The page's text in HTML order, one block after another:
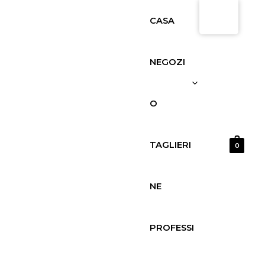
CASA
NEGOZI
O
TAGLIERI
NE
PROFESSI
0